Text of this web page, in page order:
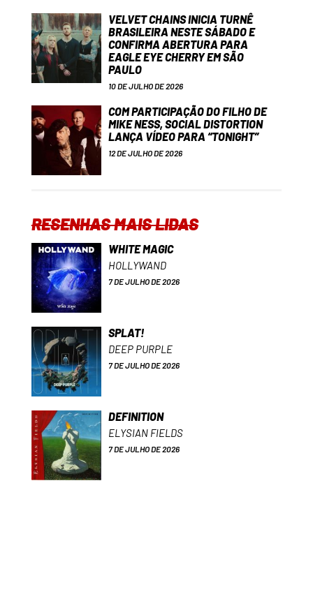
VELVET CHAINS INICIA TURNÊ
BRASILEIRA NESTE SÁBADO E
CONFIRMA ABERTURA PARA
EAGLE EYE CHERRY EM SÃO
PAULO
10 DE JULHO DE 2026
COM PARTICIPAÇÃO DO FILHO DE
MIKE NESS, SOCIAL DISTORTION
LANÇA VÍDEO PARA “TONIGHT”
12 DE JULHO DE 2026
RESENHAS MAIS LIDAS
WHITE MAGIC
HOLLYWAND
7 DE JULHO DE 2026
SPLAT!
DEEP PURPLE
7 DE JULHO DE 2026
DEFINITION
ELYSIAN FIELDS
7 DE JULHO DE 2026